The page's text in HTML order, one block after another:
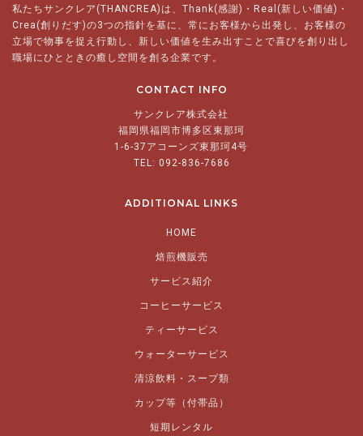
私たちサンクレア(THANCREA)は、Thank(感謝)・Real(新しい価値)・
Crea(創りだす)の3つの指針を基に、常にお客様から出発し、お客様の
立場で物事を捉え行動し、新しい価値を生み出すことで喜びを創り出し
職場にひとときの癒し空間を創る企業です。
CONTACT INFO
サンクレア株式会社
福岡県福岡市博多区東那珂
1-6-37アコーンズ東那珂4号
TEL: 092-836-7686
ADDITIONAL LINKS
HOME
焙煎機販売
サービス紹介
コーヒーサービス
ティーサービス
ウォーターサービス
清涼飲料・スープ類
カップ等（付帯品）
短期レンタル